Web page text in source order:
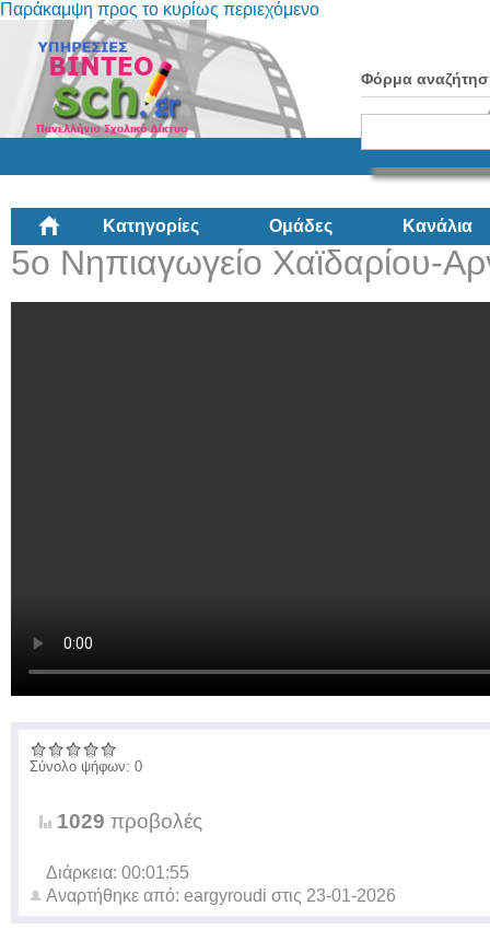
Παράκαμψη προς το κυρίως περιεχόμενο
Φόρμα
Κατηγορίες Ομάδες Κανάλια
5ο Νηπιαγωγείο Χαϊδαρίου-
Σύνολο ψήφων: 0
1029 προβολές
Διάρκεια: 00:01:55
Αναρτήθηκε από: eargyroudi στις 23-01-2026